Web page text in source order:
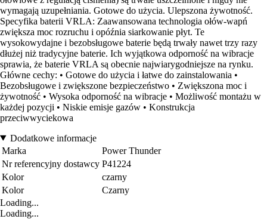
wymagają uzupełniania. Gotowe do użycia. Ulepszona żywotność.
Specyfika baterii VRLA: Zaawansowana technologia ołów-wapń
zwiększa moc rozruchu i opóźnia siarkowanie płyt. Te
wysokowydajne i bezobsługowe baterie będą trwały nawet trzy razy
dłużej niż tradycyjne baterie. Ich wyjątkowa odporność na wibracje
sprawia, że baterie VRLA są obecnie najwiarygodniejsze na rynku.
Główne cechy: • Gotowe do użycia i łatwe do zainstalowania •
Bezobsługowe i zwiększone bezpieczeństwo • Zwiększona moc i
żywotność • Wysoka odporność na wibracje • Możliwość montażu w
każdej pozycji • Niskie emisje gazów • Konstrukcja
przeciwwyciekowa
Dodatkowe informacje
Marka
Power Thunder
Nr referencyjny dostawcy P41224
Kolor
czarny
Kolor
Czarny
Loading...
Loading...